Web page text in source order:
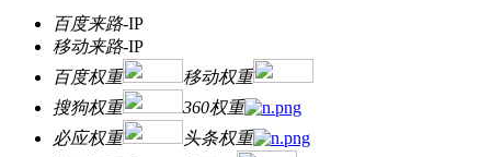
百度来路-IP
移动来路-IP
百度权重
移动权重
搜狗权重
360权重
必应权重
头条权重